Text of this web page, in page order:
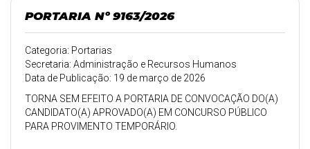
PORTARIA Nº 9163/2026
Categoria: Portarias
Secretaria: Administração e Recursos Humanos
Data de Publicação: 19 de março de 2026
TORNA SEM EFEITO A PORTARIA DE CONVOCAÇÃO DO(A)
CANDIDATO(A) APROVADO(A) EM CONCURSO PÚBLICO
PARA PROVIMENTO TEMPORÁRIO.